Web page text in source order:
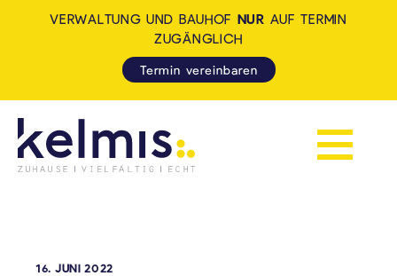
Navigation
VERWALTUNG UND BAUHOF NUR AUF TERMIN
ZUGÄNGLICH
Termin vereinbaren
16. JUNI 2022